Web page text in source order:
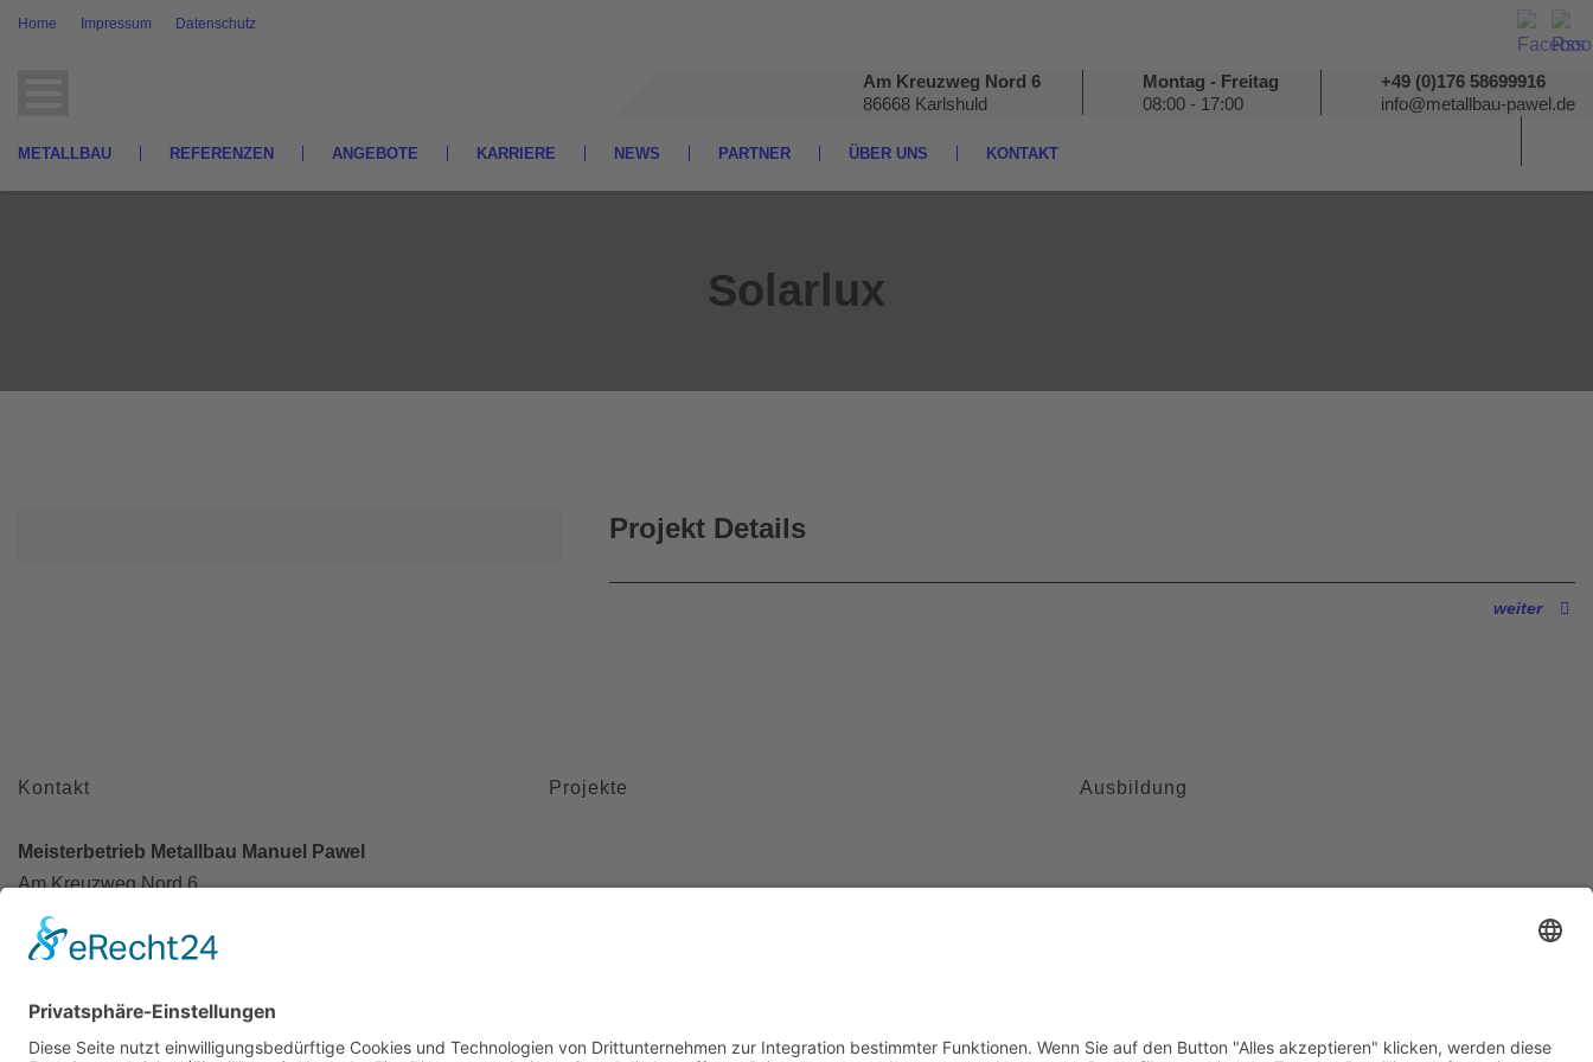
Home Impressum Datenschutz
Am Kreuzweg Nord 6
86668 Karlshuld
Montag - Freitag
08:00 - 17:00
+49 (0)176 58699916
info@metallbau-pawel.de
METALLBAU REFERENZEN ANGEBOTE KARRIERE NEWS PARTNER ÜBER UNS KONTAKT
Solarlux
Projekt Details
weiter
Kontakt
Meisterbetrieb Metallbau Manuel Pawel
Am Kreuzweg Nord 6
86668 Karlshuld
E-Mail:info@metallbau-pawel.de
Projekte Ausbildung